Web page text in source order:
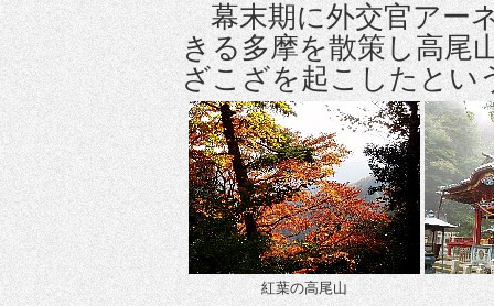
幕末期に外交官アー
きる多摩を散策し高尾
ざこざを起こしたとい
紅葉の高尾山